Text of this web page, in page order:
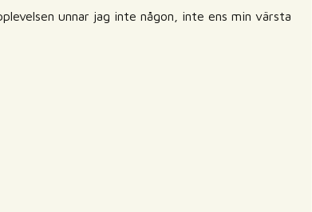
unnar jag inte någon, inte ens min värsta